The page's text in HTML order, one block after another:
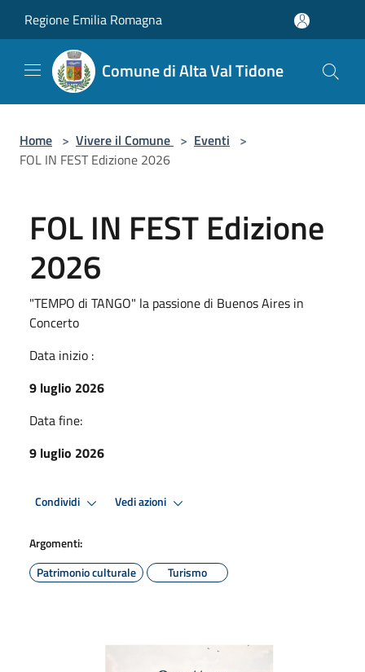
Regione Emilia Romagna
Comune di Alta Val Tidone
Home > Vivere il Comune > Eventi >
FOL IN FEST Edizione 2026
FOL IN FEST Edizione
2026
"TEMPO di TANGO" la passione di Buenos Aires in
Concerto
Data inizio :
9 luglio 2026
Data fine:
9 luglio 2026
Condividi Vedi azioni
Argomenti:
Patrimonio culturale
Turismo